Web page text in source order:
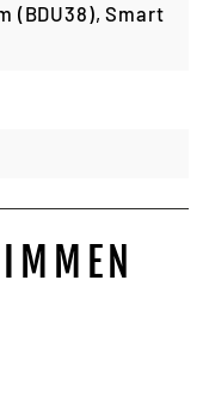
(BDU38), Smart